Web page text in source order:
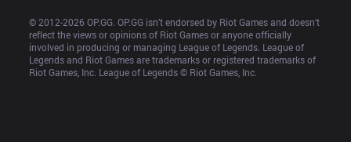
© 2012-2026 OP.GG. OP.GG isn’t endorsed by Riot Games and doesn’t
reflect the views or opinions of Riot Games or anyone officially
involved in producing or managing League of Legends. League of
Legends and Riot Games are trademarks or registered trademarks of
Riot Games, Inc. League of Legends © Riot Games, Inc.